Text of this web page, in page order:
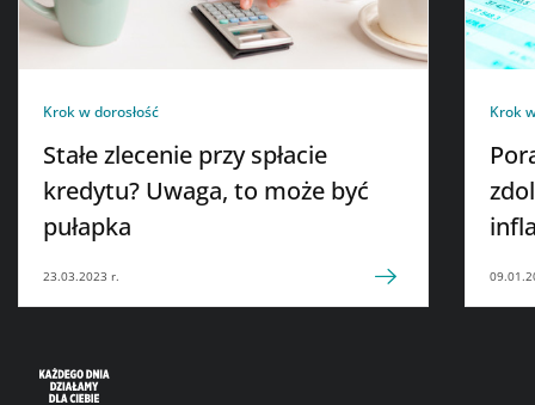
Krok w dorosłość
Stałe zlecenie przy spłacie
kredytu? Uwaga, to może być
pułapka
23.03.2023 r.
Krok